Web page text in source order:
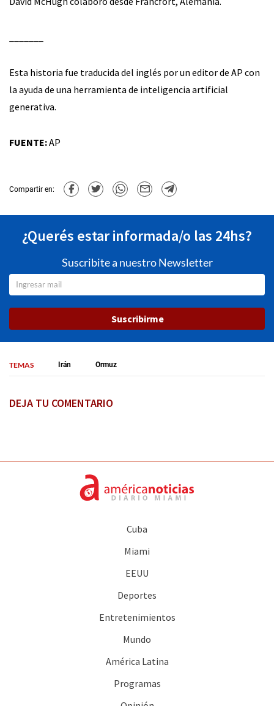
Esta historia fue traducida del inglés por un editor de AP con
la ayuda de una herramienta de inteligencia artificial
generativa.
FUENTE:AP
Compartir en:
¿Querés estar informada/o las 24hs?
Suscribite a nuestro Newsletter
Suscribirme
TEMAS Irán Ormuz
DEJA TU COMENTARIO
Cuba
Miami
EEUU
Deportes
Entretenimientos
Mundo
América Latina
Programas